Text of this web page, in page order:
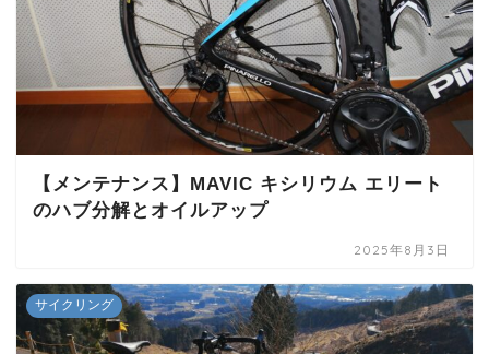
【メンテナンス】MAVIC キシリウム エリート
のハブ分解とオイルアップ
2025年8月3日
サイクリング